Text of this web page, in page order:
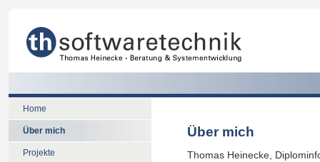
Über mich
Thomas Heinecke,
Home
Über mich
Projekte